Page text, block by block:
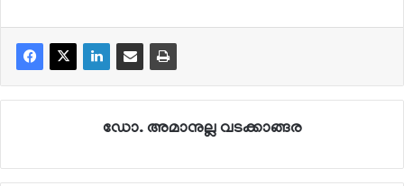
ഡോ. അമാനുല്ല വടക്കാങ്ങര